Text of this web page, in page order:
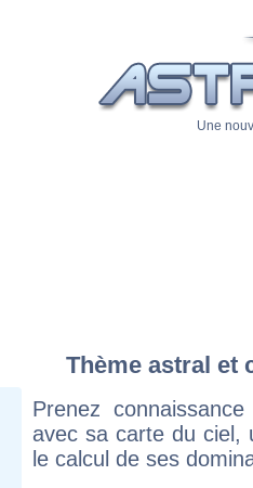
Une
Thème astral et
Prenez
avec sa carte du ciel,
le calcul de ses